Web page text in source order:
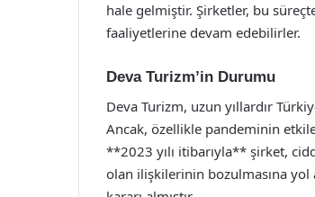
hale gelmiştir. Şirketler, bu
faaliyetlerine devam edebilirler.
Deva Turizm’in Durumu
Deva Turizm, uzun yıllardır
Ancak, özellikle pandeminin
**2023 yılı itibarıyla** şirket,
olan ilişkilerinin bozulmasına yol